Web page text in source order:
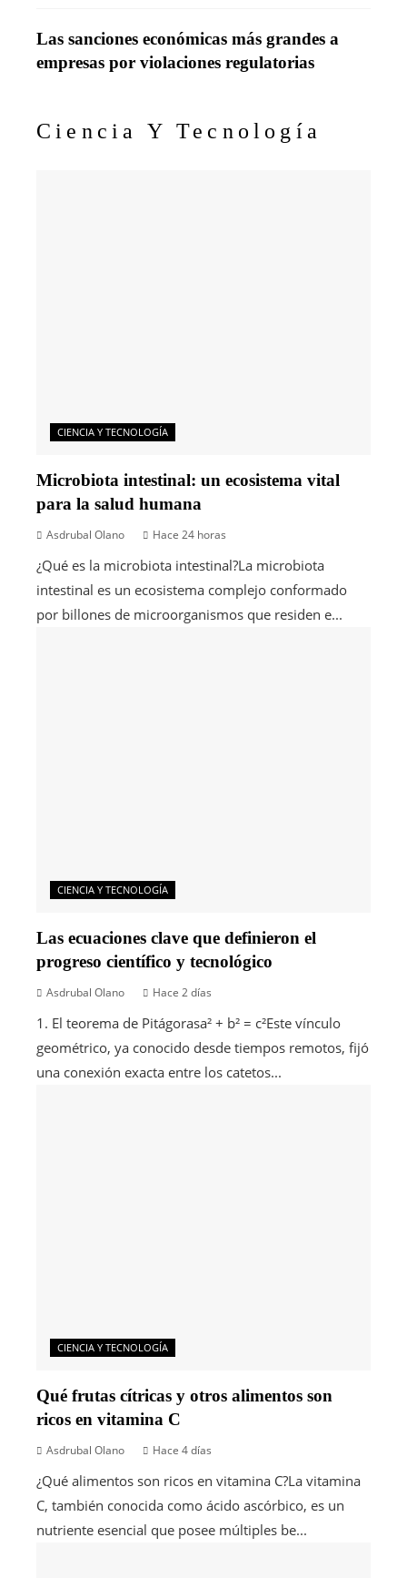
Las sanciones económicas más grandes a
empresas por violaciones regulatorias
Ciencia Y Tecnología
CIENCIA Y TECNOLOGÍA
Microbiota intestinal: un ecosistema vital
para la salud humana
Asdrubal Olano Hace 24 horas
¿Qué es la microbiota intestinal?La microbiota
intestinal es un ecosistema complejo conformado
por billones de microorganismos que residen e...
CIENCIA Y TECNOLOGÍA
Las ecuaciones clave que definieron el
progreso científico y tecnológico
Asdrubal Olano Hace 2 días
1. El teorema de Pitágorasa² + b² = c²Este vínculo
geométrico, ya conocido desde tiempos remotos, fijó
una conexión exacta entre los catetos...
CIENCIA Y TECNOLOGÍA
Qué frutas cítricas y otros alimentos son
ricos en vitamina C
Asdrubal Olano Hace 4 días
¿Qué alimentos son ricos en vitamina C?La vitamina
C, también conocida como ácido ascórbico, es un
nutriente esencial que posee múltiples be...